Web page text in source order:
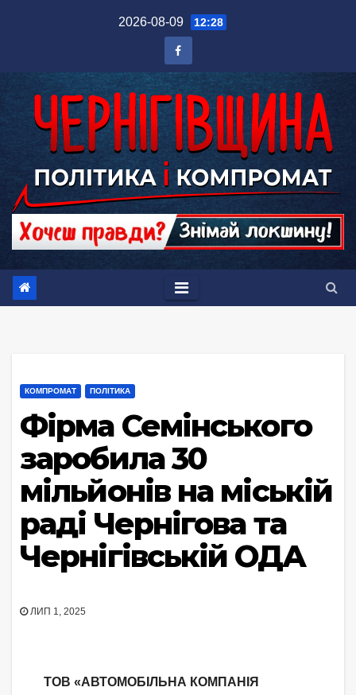
2026-08-09 12:28
КОМПРОМАТ ПОЛІТИКА
Фірма Семінського
заробила 30
мільйонів на міській
раді Чернігова та
Чернігівській ОДА
ЛИП 1, 2025
ТОВ «АВТОМОБІЛЬНА КОМПАНІЯ